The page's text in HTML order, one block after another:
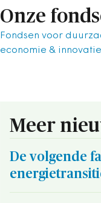
Onze
Fondsen voor
economie & innovatie
Meer
De volgende